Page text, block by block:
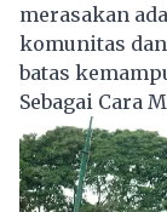
merasakan
komunitas
batas
Sebagai Cara